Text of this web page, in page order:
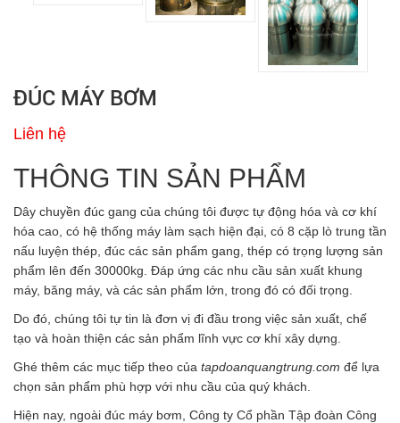
ĐÚC MÁY BƠM
Liên hệ
THÔNG TIN SẢN PHẨM
Dây chuyền đúc gang của chúng tôi được tự động hóa và cơ khí
hóa cao, có hệ thống máy làm sạch hiện đại, có 8 cặp lò trung tần
nấu luyện thép, đúc các sản phẩm gang, thép có trọng lượng sản
phẩm lên đến 30000kg. Đáp ứng các nhu cầu sản xuất khung
máy, băng máy, và các sản phẩm lớn, trong đó có đối trọng.
Do đó, chúng tôi tự tin là đơn vị đi đầu trong việc sản xuất, chế
tạo và hoàn thiện các sản phẩm lĩnh vực cơ khí xây dựng.
Ghé thêm các mục tiếp theo của tapdoanquangtrung.com để lựa
chọn sản phẩm phù hợp với nhu cầu của quý khách.
Hiện nay, ngoài đúc máy bơm, Công ty Cổ phần Tập đoàn Công